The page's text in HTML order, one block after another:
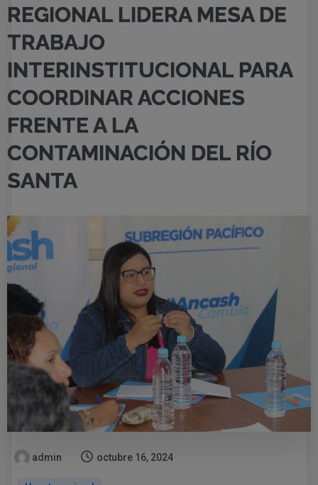
REGIONAL LIDERA MESA DE
TRABAJO
INTERINSTITUCIONAL PARA
COORDINAR ACCIONES
FRENTE A LA
CONTAMINACIÓN DEL RÍO
SANTA
admin octubre 16, 2024